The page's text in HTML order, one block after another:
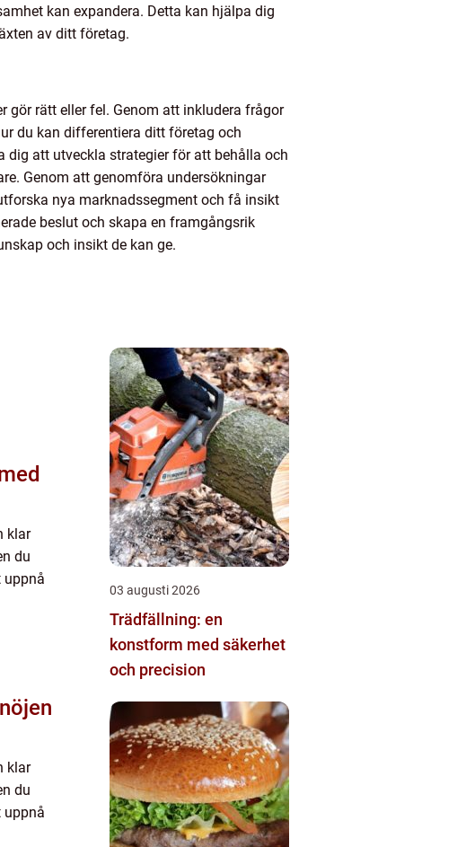
kan expandera. Detta kan hjälpa dig
av ditt företag.
rätt eller fel. Genom att inkludera frågor
du kan differentiera ditt företag och
dig att utveckla strategier för att behålla och
Genom att genomföra undersökningar
nya marknadssegment och få insikt
beslut och skapa en framgångsrik
och insikt de kan ge.
klar
du
uppnå
klar
du
uppnå
03 augusti 2026
Trädfällning: en
konstform med säkerhet
och precision